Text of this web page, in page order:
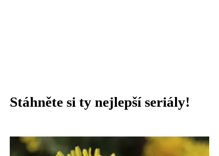
Stáhněte si ty nejlepší seriály!